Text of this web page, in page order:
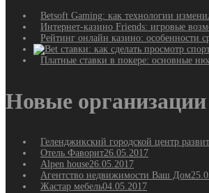
Betsoft Gaming: как технологии
Интернет-казино Friends: игровые
Рейтинг онлайн казино: особенности
Платные ставки в покере: основные
Новые организации
Геленджикский городской центр
Отель Фаворит26.05.2017
Alpen house26.05.2017
Агентство недвижимости Ваш Дом
Жастар мебель04.05.2017